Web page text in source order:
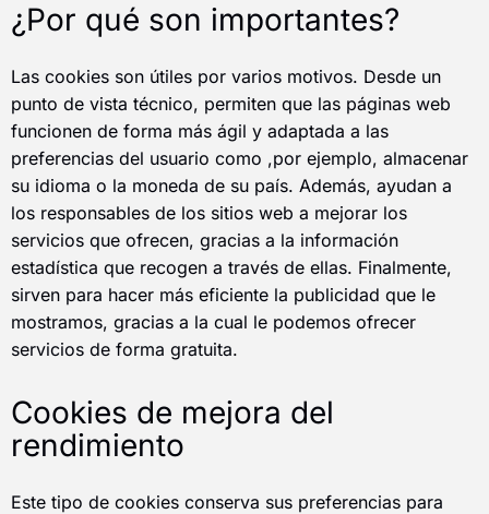
¿Por qué son importantes?
Las cookies son útiles por varios motivos. Desde un
punto de vista técnico, permiten que las páginas web
funcionen de forma más ágil y adaptada a las
preferencias del usuario como ,por ejemplo, almacenar
su idioma o la moneda de su país. Además, ayudan a
los responsables de los sitios web a mejorar los
servicios que ofrecen, gracias a la información
estadística que recogen a través de ellas. Finalmente,
sirven para hacer más eficiente la publicidad que le
mostramos, gracias a la cual le podemos ofrecer
servicios de forma gratuita.
Cookies de mejora del
rendimiento
Este tipo de cookies conserva sus preferencias para